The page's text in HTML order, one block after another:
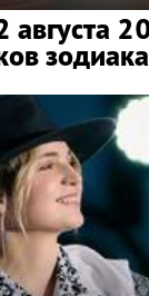
августа
зодиака